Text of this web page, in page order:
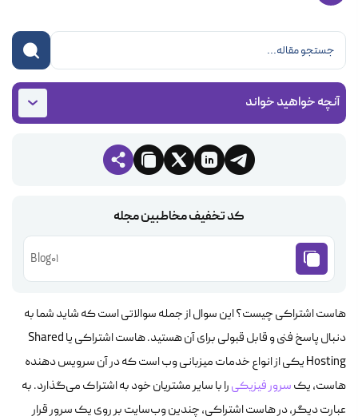
آنچه خواهید خواند
کد تخفیف مخاطبین مجله
Blog01
هاست اشتراکی چیست؟ این سوال از جمله سوالاتی است که شاید شما به
دنبال پاسخ فنی و قابل قبولی برای آن هستید. هاست اشتراکی یا Shared
Hosting یکی از انواع خدمات میزبانی وب است که در آن سرویس دهنده
هاست، یکسرور فیزیکیرا با سایر مشتریان خود به اشتراک می‌گذارد. به
عبارت دیگر، در هاست اشتراکی، چندین وب‌سایت بر روی یک سرور قرار